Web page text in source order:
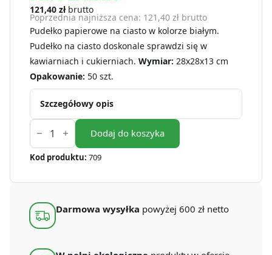
121,40 złbrutto
Poprzednia najniższa cena: 121,40 zł brutto
Pudełko papierowe na ciasto w kolorze białym.
Pudełko na ciasto doskonale sprawdzi się w
kawiarniach i cukierniach. Wymiar: 28x28x13 cm
Opakowanie: 50 szt.
Szczegółowy opis
ilość
Pudełko
na
ciasto
28x28x13
[bez
(50
szt.)
Dodaj do koszyka
Kod produktu: 709
Darmowa wysyłka powyżej 600 zł netto